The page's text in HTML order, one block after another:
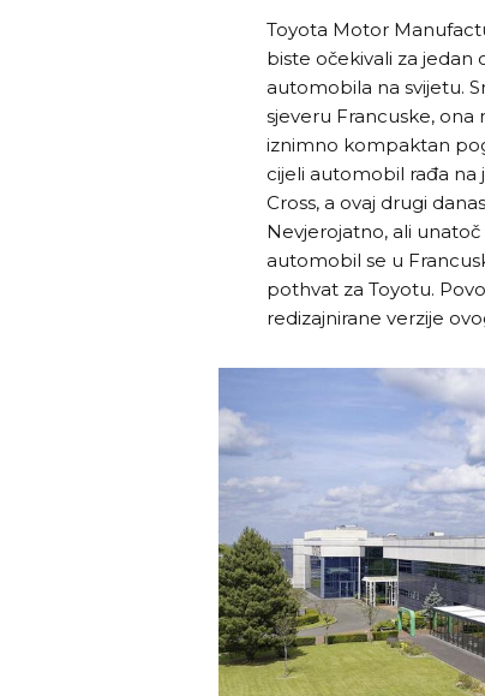
Toyota Motor
biste očekivali za jedan
automobila na svijetu.
sjeveru Francuske, ona
iznimno kompaktan
cijeli automobil rađa na
Cross, a ovaj drugi
Nevjerojatno, ali
automobil se u
pothvat za Toyotu.
redizajnirane verzije